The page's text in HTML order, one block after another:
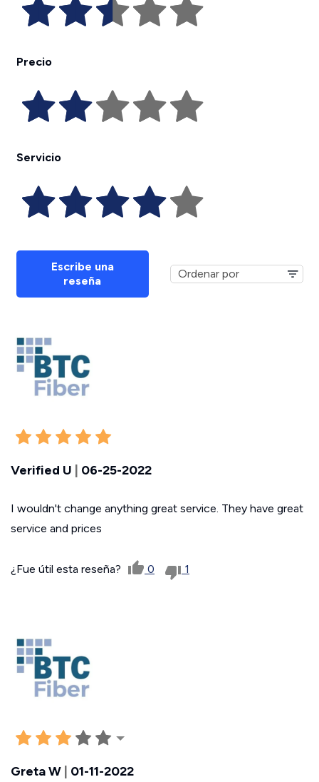
Precio
Servicio
Escribe una
reseña
Verified U 06-25-2022
I wouldn't change anything great service. They have great
service and prices
¿Fue útil esta reseña? 0 1
Greta W 01-11-2022